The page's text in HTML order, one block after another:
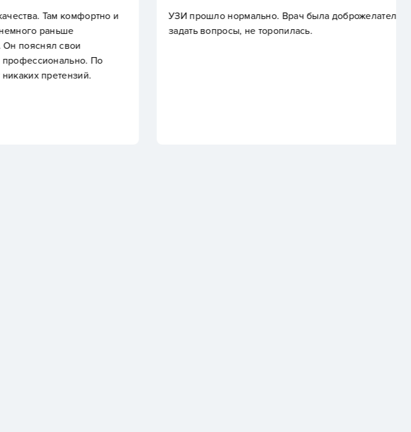
УЗИ прошло нормально. Врач была доброжелательной, дала возможность
задать вопросы, не торопилась.